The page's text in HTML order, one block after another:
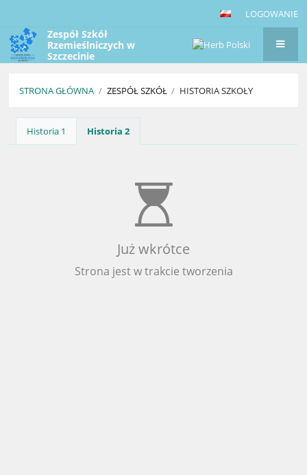
LOGOWANIE
Zespół Szkół
Rzemieślniczych w
Szczecinie
STRONA GŁÓWNA / ZESPÓŁ SZKÓŁ / HISTORIA SZKOŁY
Historia
szkoły
Historia 1 Historia 2
Już wkrótce
Strona jest w trakcie tworzenia